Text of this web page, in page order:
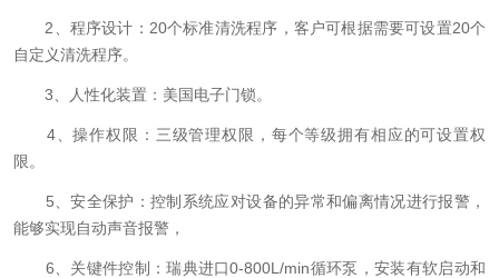
2、程序设计：20个标准清洗程序，客户可根据需要可设置20个
自定义清洗程序。
3、人性化装置：美国电子门锁。
4、操作权限：三级管理权限，每个等级拥有相应的可设置权
限。
5、安全保护：控制系统应对设备的异常和偏离情况进行报警，
能够实现自动声音报警，
6、关键件控制：瑞典进口0-800L/min循环泵，安装有软启动和